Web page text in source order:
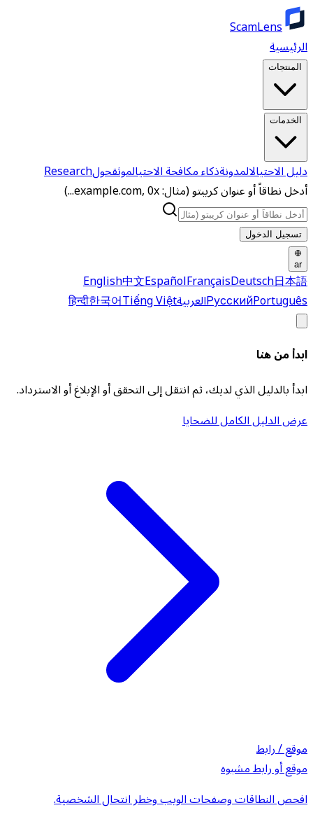
ScamLens
الرئيسية
المنتجات
الخدمات
دليل الاحتيالالمدونةذكاء مكافحة الاحتيالموثقحولResearch
أدخل نطاقاً أو عنوان كريبتو (مثال: example.com, 0x...)
تسجيل الدخول
ar
English中文EspañolFrançaisDeutsch日本語
РусскийPortuguês العربية हिन्दी한국어Tiếng Việt
ابدأ من هنا
ابدأ بالدليل الذي لديك، ثم انتقل إلى التحقق أو الإبلاغ أو الاسترداد.
عرض الدليل الكامل للضحايا
موقع / رابط
موقع أو رابط مشبوه
افحص النطاقات وصفحات الويب وخطر انتحال الشخصية.